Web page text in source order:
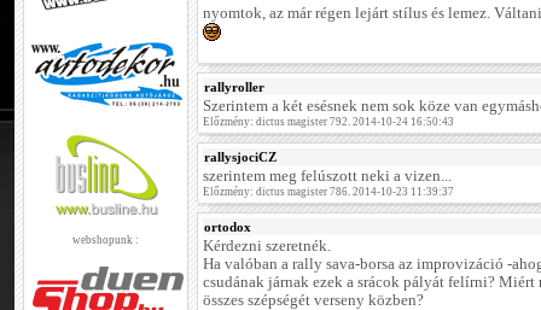
webshopunk :
nyomtok, az már régen lejárt stílus és lemez.
rallyroller
Szerintem a két esésnek nem sok köze van
Előzmény: dictus magister 792. 2014-10-24 16:50:43
rallysjociCZ
szerintem meg felúszott neki a vizen...
Előzmény: dictus magister 786. 2014-10-23 11:39:37
ortodox
Kérdezni szeretnék.
Ha valóban a rally sava-borsa az improvizáció -
csudának járnak ezek a srácok pályát felírni?
összes szépségét verseny közben?